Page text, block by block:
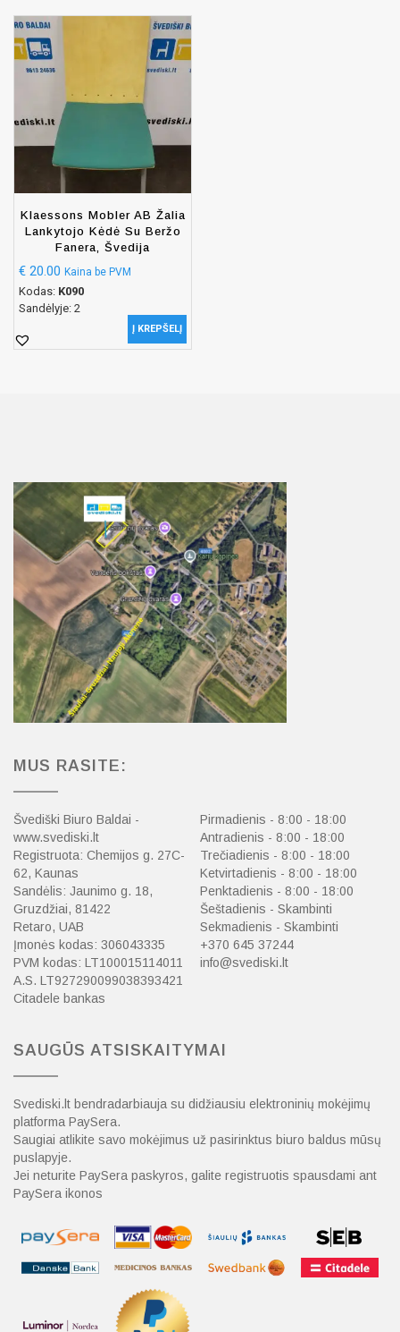
Klaessons Mobler AB Žalia
Lankytojo Kėdė Su Beržo
Fanera, Švedija
€ 20.00 Kaina be PVM
Kodas: K090
Sandėlyje: 2
Į KREPŠELĮ
MUS RASITE:
Švediški Biuro Baldai -
www.svediski.lt
Registruota: Chemijos g. 27C-
62, Kaunas
Sandėlis: Jaunimo g. 18,
Gruzdžiai, 81422
Retaro, UAB
Įmonės kodas: 306043335
PVM kodas: LT100015114011
A.S. LT927290099038393421
Citadele bankas
Pirmadienis - 8:00 - 18:00
Antradienis - 8:00 - 18:00
Trečiadienis - 8:00 - 18:00
Ketvirtadienis - 8:00 - 18:00
Penktadienis - 8:00 - 18:00
Šeštadienis - Skambinti
Sekmadienis - Skambinti
+370 645 37244
info@svediski.lt
SAUGŪS ATSISKAITYMAI
Svediski.lt bendradarbiauja su didžiausiu elektroninių mokėjimų
platforma PaySera.
Saugiai atlikite savo mokėjimus už pasirinktus biuro baldus mūsų
puslapyje.
Jei neturite PaySera paskyros, galite registruotis spausdami ant
PaySera ikonos